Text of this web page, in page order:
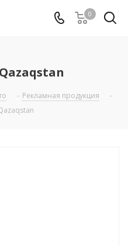
0
- Рекламная продукция
-